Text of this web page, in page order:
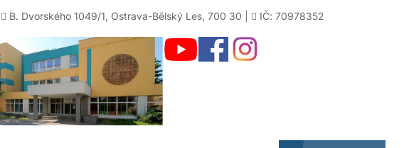
B. Dvorského 1049/1, Ostrava-Bělský Les, 700 30 | IČ: 70978352